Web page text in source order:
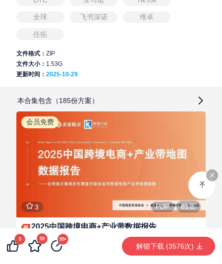
全球 飞书深诺 维卓
任拓
文件格式：ZIP
文件大小： 1.53G
更新时间：2025-10-29
本合集包含（185份方案）
会员免费
3 PDF 63页
2025中国跨境电商+产业带数据报告
跨境电商 产业带
5 59 99+
解锁下载 (3576次)